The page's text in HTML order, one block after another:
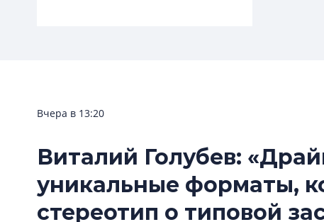
Бюджетный оптимизм
Доходы петербургского бюджета в
2021 году вырастут на 20%
Вчера в 13:20
Виталий Голубев:
уникальные форматы,
стереотип о типовой